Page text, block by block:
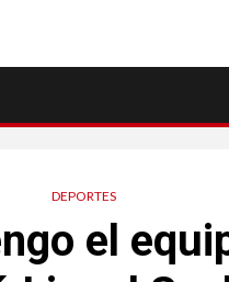
DEPORTES
el